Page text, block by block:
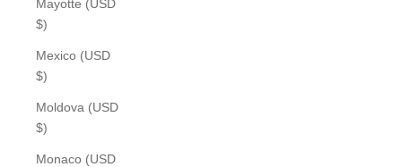
Mayotte (USD
$)
Mexico (USD
$)
Moldova (USD
$)
Monaco (USD